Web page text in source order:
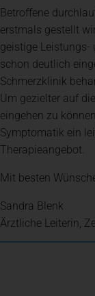
Betroffene
erstmals gestellt
geistige
schon deutlich
Schmerzklinik
Um gezielter auf
eingehen zu
Symptomatik ein
Therapieangebot.
Mit besten
Sandra Blenk
Ärztliche Leiterin,